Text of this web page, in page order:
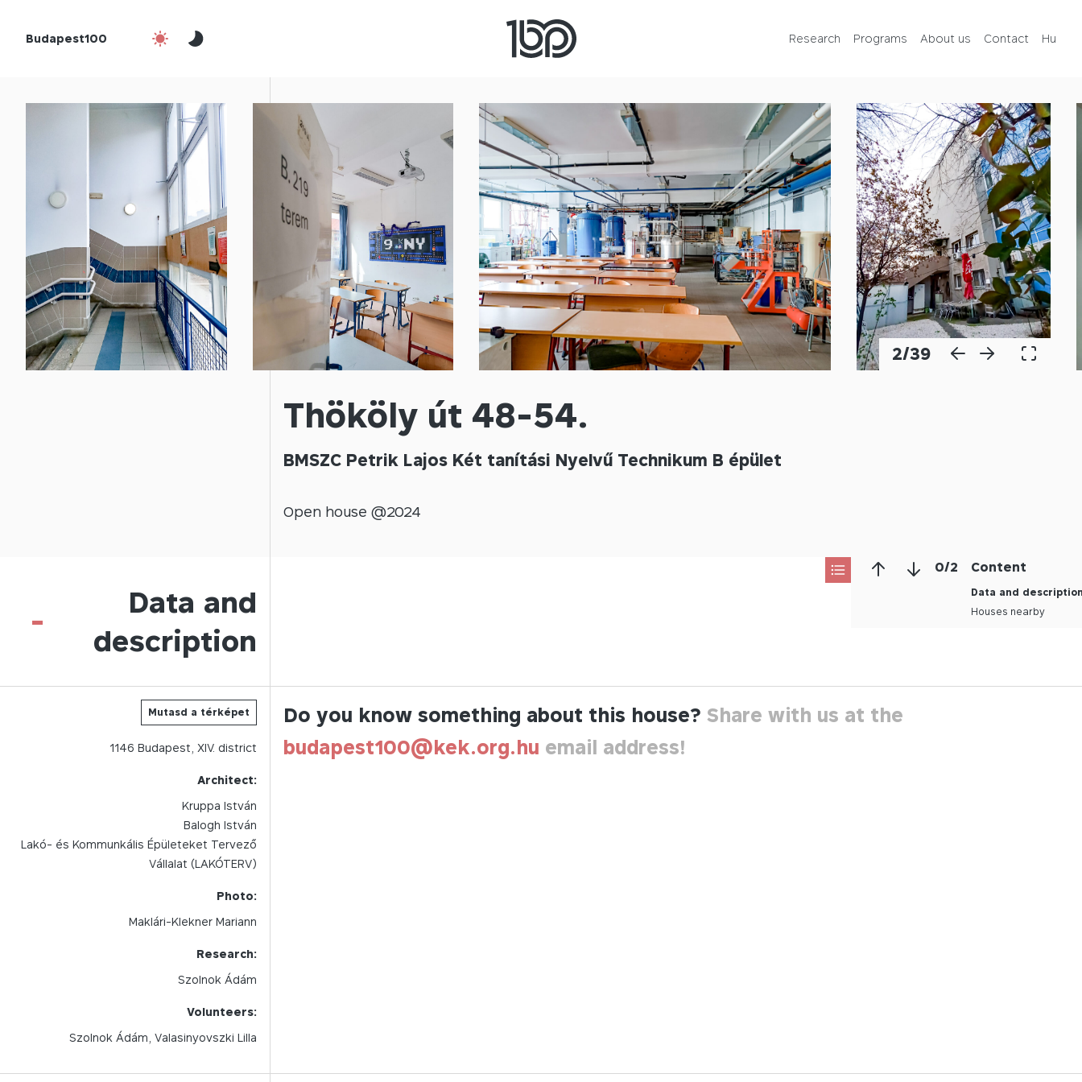
Budapest100 Research Programs About us Contact Hu
Contact
Hu
2/39
Thököly út 48-54.
BMSZC Petrik Lajos Két tanítási Nyelvű Technikum B épület
Open house @2024
0/2 Content
Data and
Houses nearby
Data and
description
-
Mutasd a térképet
1146 Budapest, XIV. district
Architect:
Kruppa István
Balogh István
Lakó- és Kommunkális Épületeket Tervező
Vállalat (LAKÓTERV)
Photo:
Maklári-Klekner Mariann
Research:
Szolnok Ádám
Volunteers:
Szolnok Ádám, Valasinyovszki Lilla
Do you know something about this house? Share with us at the
budapest100@kek.org.hu email address!